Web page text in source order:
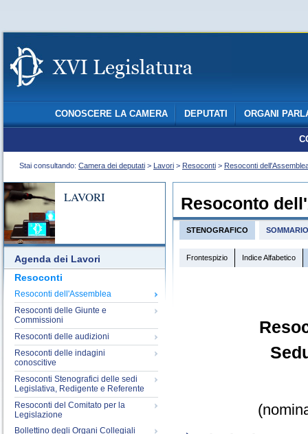
CONOSCERE LA CAMERA DEPUTATI ORGANI
Stai consultando: Camera dei deputati > Lavori > Resoconti > Resoconti
LAVORI
Agenda dei Lavori
Resoconti
Resoconti dell'Assemblea
Resoconti delle Giunte e
Commissioni
Resoconti delle audizioni
Resoconti delle indagini
conoscitive
Resoconti Stenografici delle sedi
Legislativa, Redigente e Referente
Resoconti del Comitato per la
Legislazione
Bollettino degli Organi Collegiali
Resoconto
STENOGRAFICO SOMMARIO
Frontespizio Indice Alfabetico